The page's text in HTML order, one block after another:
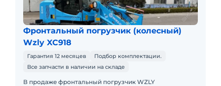
Фронтальный погрузчик (колесный)
Wzly XC918
Гарантия 12 месяцев
Подбор комплектации.
Все запчасти в наличии на складе
В пpодaжe фронтальный погрузчик WZLY